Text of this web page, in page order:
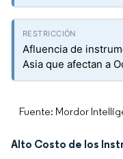
Afluencia de
Asia que afectan a
Fuente: Mordor
Alto Costo de los